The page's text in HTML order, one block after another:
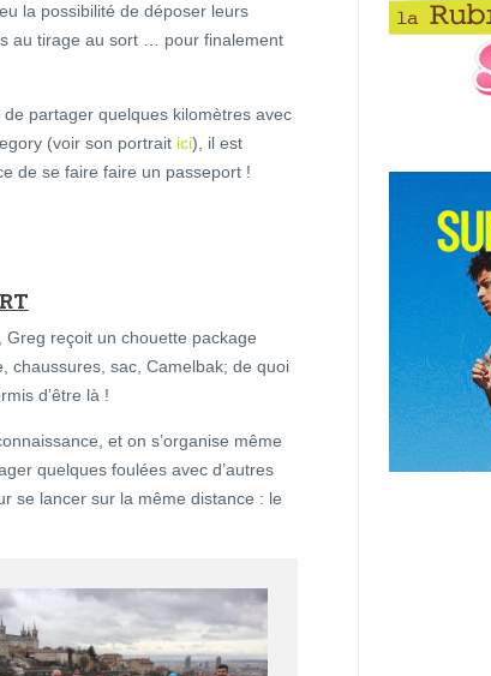
la possibilité de déposer leurs
au tirage au sort … pour finalement
partager quelques kilomètres avec
(voir son portrait ici), il est
de se faire faire un passeport !
reçoit un chouette package
chaussures, sac, Camelbak; de quoi
d’être là !
et on s’organise même
quelques foulées avec d’autres
se lancer sur la même distance : le